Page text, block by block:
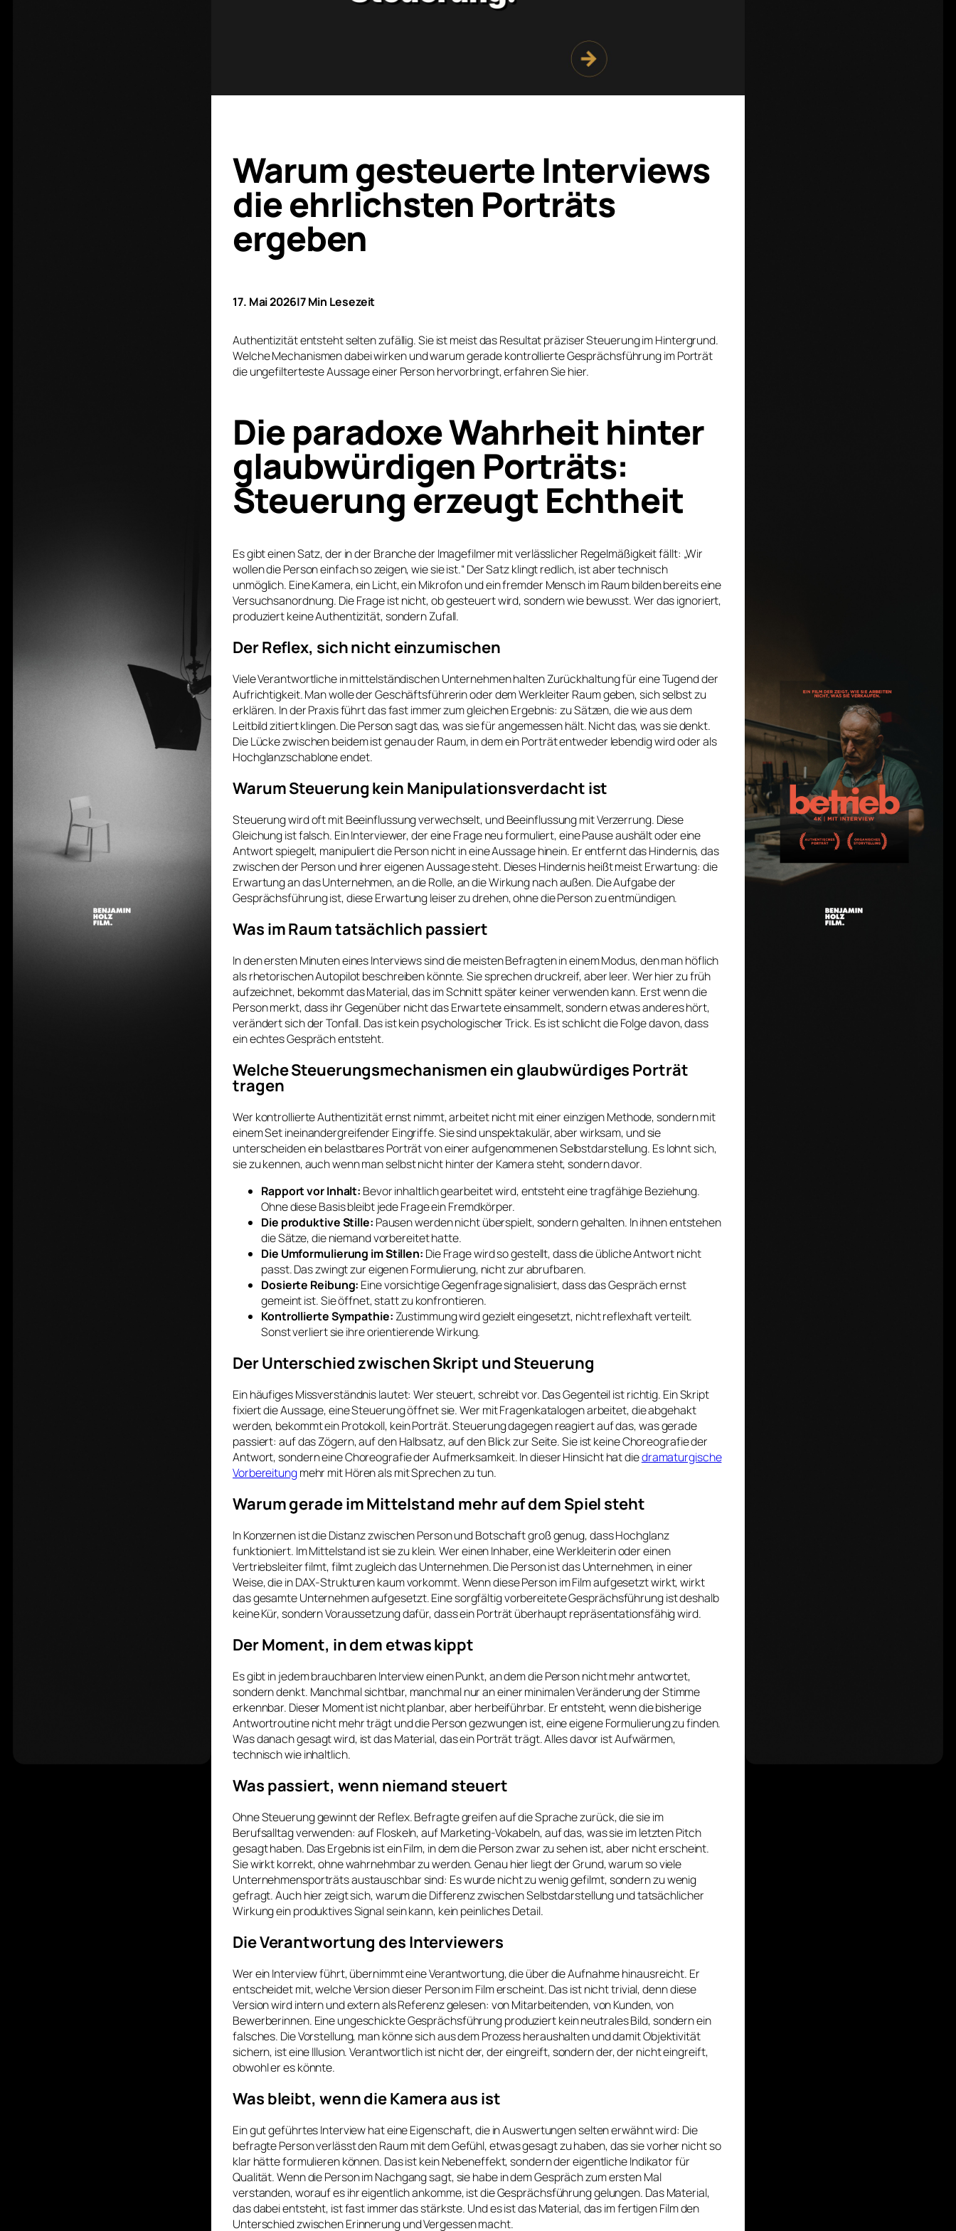
Warum gesteuerte Interviews
die ehrlichsten Porträts
ergeben
17. Mai 2026|7 Min Lesezeit
Authentizität entsteht selten zufällig. Sie ist meist das Resultat präziser Steuerung im Hintergrund.
Welche Mechanismen dabei wirken und warum gerade kontrollierte Gesprächsführung im Porträt
die ungefilterteste Aussage einer Person hervorbringt, erfahren Sie hier.
Die paradoxe Wahrheit hinter
glaubwürdigen Porträts:
Steuerung erzeugt Echtheit
Es gibt einen Satz, der in der Branche der Imagefilmer mit verlässlicher Regelmäßigkeit fällt: „Wir
wollen die Person einfach so zeigen, wie sie ist.“ Der Satz klingt redlich, ist aber technisch
unmöglich. Eine Kamera, ein Licht, ein Mikrofon und ein fremder Mensch im Raum bilden bereits eine
Versuchsanordnung. Die Frage ist nicht, ob gesteuert wird, sondern wie bewusst. Wer das ignoriert,
produziert keine Authentizität, sondern Zufall.
Der Reflex, sich nicht einzumischen
Viele Verantwortliche in mittelständischen Unternehmen halten Zurückhaltung für eine Tugend der
Aufrichtigkeit. Man wolle der Geschäftsführerin oder dem Werkleiter Raum geben, sich selbst zu
erklären. In der Praxis führt das fast immer zum gleichen Ergebnis: zu Sätzen, die wie aus dem
Leitbild zitiert klingen. Die Person sagt das, was sie für angemessen hält. Nicht das, was sie denkt.
Die Lücke zwischen beidem ist genau der Raum, in dem ein Porträt entweder lebendig wird oder als
Hochglanzschablone endet.
Warum Steuerung kein Manipulationsverdacht ist
Steuerung wird oft mit Beeinflussung verwechselt, und Beeinflussung mit Verzerrung. Diese
Gleichung ist falsch. Ein Interviewer, der eine Frage neu formuliert, eine Pause aushält oder eine
Antwort spiegelt, manipuliert die Person nicht in eine Aussage hinein. Er entfernt das Hindernis, das
zwischen der Person und ihrer eigenen Aussage steht. Dieses Hindernis heißt meist Erwartung: die
Erwartung an das Unternehmen, an die Rolle, an die Wirkung nach außen. Die Aufgabe der
Gesprächsführung ist, diese Erwartung leiser zu drehen, ohne die Person zu entmündigen.
Was im Raum tatsächlich passiert
In den ersten Minuten eines Interviews sind die meisten Befragten in einem Modus, den man höflich
als rhetorischen Autopilot beschreiben könnte. Sie sprechen druckreif, aber leer. Wer hier zu früh
aufzeichnet, bekommt das Material, das im Schnitt später keiner verwenden kann. Erst wenn die
Person merkt, dass ihr Gegenüber nicht das Erwartete einsammelt, sondern etwas anderes hört,
verändert sich der Tonfall. Das ist kein psychologischer Trick. Es ist schlicht die Folge davon, dass
ein echtes Gespräch entsteht.
Welche Steuerungsmechanismen ein glaubwürdiges Porträt
tragen
Wer kontrollierte Authentizität ernst nimmt, arbeitet nicht mit einer einzigen Methode, sondern mit
einem Set ineinandergreifender Eingriffe. Sie sind unspektakulär, aber wirksam, und sie
unterscheiden ein belastbares Porträt von einer aufgenommenen Selbstdarstellung. Es lohnt sich,
sie zu kennen, auch wenn man selbst nicht hinter der Kamera steht, sondern davor.
Rapport vor Inhalt: Bevor inhaltlich gearbeitet wird, entsteht eine tragfähige Beziehung.
Ohne diese Basis bleibt jede Frage ein Fremdkörper.
Die produktive Stille: Pausen werden nicht überspielt, sondern gehalten. In ihnen entstehen
die Sätze, die niemand vorbereitet hatte.
Die Umformulierung im Stillen: Die Frage wird so gestellt, dass die übliche Antwort nicht
passt. Das zwingt zur eigenen Formulierung, nicht zur abrufbaren.
Dosierte Reibung: Eine vorsichtige Gegenfrage signalisiert, dass das Gespräch ernst
gemeint ist. Sie öffnet, statt zu konfrontieren.
Kontrollierte Sympathie: Zustimmung wird gezielt eingesetzt, nicht reflexhaft verteilt.
Sonst verliert sie ihre orientierende Wirkung.
Der Unterschied zwischen Skript und Steuerung
Ein häufiges Missverständnis lautet: Wer steuert, schreibt vor. Das Gegenteil ist richtig. Ein Skript
fixiert die Aussage, eine Steuerung öffnet sie. Wer mit Fragenkatalogen arbeitet, die abgehakt
werden, bekommt ein Protokoll, kein Porträt. Steuerung dagegen reagiert auf das, was gerade
passiert: auf das Zögern, auf den Halbsatz, auf den Blick zur Seite. Sie ist keine Choreografie der
Antwort, sondern eine Choreografie der Aufmerksamkeit. In dieser Hinsicht hat diedramaturgische
Vorbereitungmehr mit Hören als mit Sprechen zu tun.
Warum gerade im Mittelstand mehr auf dem Spiel steht
In Konzernen ist die Distanz zwischen Person und Botschaft groß genug, dass Hochglanz
funktioniert. Im Mittelstand ist sie zu klein. Wer einen Inhaber, eine Werkleiterin oder einen
Vertriebsleiter filmt, filmt zugleich das Unternehmen. Die Person ist das Unternehmen, in einer
Weise, die in DAX-Strukturen kaum vorkommt. Wenn diese Person im Film aufgesetzt wirkt, wirkt
das gesamte Unternehmen aufgesetzt. Eine sorgfältig vorbereitete Gesprächsführung ist deshalb
keine Kür, sondern Voraussetzung dafür, dass ein Porträt überhaupt repräsentationsfähig wird.
Der Moment, in dem etwas kippt
Es gibt in jedem brauchbaren Interview einen Punkt, an dem die Person nicht mehr antwortet,
sondern denkt. Manchmal sichtbar, manchmal nur an einer minimalen Veränderung der Stimme
erkennbar. Dieser Moment ist nicht planbar, aber herbeiführbar. Er entsteht, wenn die bisherige
Antwortroutine nicht mehr trägt und die Person gezwungen ist, eine eigene Formulierung zu finden.
Was danach gesagt wird, ist das Material, das ein Porträt trägt. Alles davor ist Aufwärmen,
technisch wie inhaltlich.
Was passiert, wenn niemand steuert
Ohne Steuerung gewinnt der Reflex. Befragte greifen auf die Sprache zurück, die sie im
Berufsalltag verwenden: auf Floskeln, auf Marketing-Vokabeln, auf das, was sie im letzten Pitch
gesagt haben. Das Ergebnis ist ein Film, in dem die Person zwar zu sehen ist, aber nicht erscheint.
Sie wirkt korrekt, ohne wahrnehmbar zu werden. Genau hier liegt der Grund, warum so viele
Unternehmensporträts austauschbar sind: Es wurde nicht zu wenig gefilmt, sondern zu wenig
gefragt. Auch hier zeigt sich, warum die Differenz zwischen Selbstdarstellung und tatsächlicher
Wirkung ein produktives Signal sein kann, kein peinliches Detail.
Die Verantwortung des Interviewers
Wer ein Interview führt, übernimmt eine Verantwortung, die über die Aufnahme hinausreicht. Er
entscheidet mit, welche Version dieser Person im Film erscheint. Das ist nicht trivial, denn diese
Version wird intern und extern als Referenz gelesen: von Mitarbeitenden, von Kunden, von
Bewerberinnen. Eine ungeschickte Gesprächsführung produziert kein neutrales Bild, sondern ein
falsches. Die Vorstellung, man könne sich aus dem Prozess heraushalten und damit Objektivität
sichern, ist eine Illusion. Verantwortlich ist nicht der, der eingreift, sondern der, der nicht eingreift,
obwohl er es könnte.
Was bleibt, wenn die Kamera aus ist
Ein gut geführtes Interview hat eine Eigenschaft, die in Auswertungen selten erwähnt wird: Die
befragte Person verlässt den Raum mit dem Gefühl, etwas gesagt zu haben, das sie vorher nicht so
klar hätte formulieren können. Das ist kein Nebeneffekt, sondern der eigentliche Indikator für
Qualität. Wenn die Person im Nachgang sagt, sie habe in dem Gespräch zum ersten Mal
verstanden, worauf es ihr eigentlich ankomme, ist die Gesprächsführung gelungen. Das Material,
das dabei entsteht, ist fast immer das stärkste. Und es ist das Material, das im fertigen Film den
Unterschied zwischen Erinnerung und Vergessen macht.